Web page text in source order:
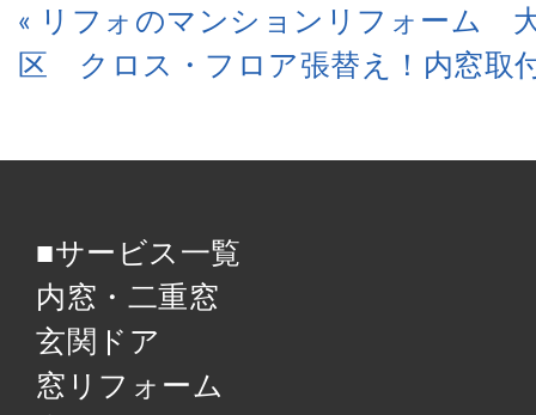
« リフォのマンションリフォーム
区 クロス・フロア張替え！内窓取
■サービス一覧
内窓・二重窓
玄関ドア
窓リフォーム